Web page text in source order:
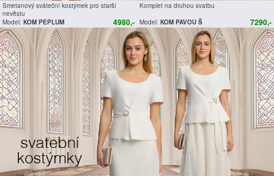
Smetanový sváteční kostýmek pro starší
nevěstu
Model: KOM PEPLUM 4980,-
Komplet na druhou svatbu
Model: KOM PAVOU Š 7290,-